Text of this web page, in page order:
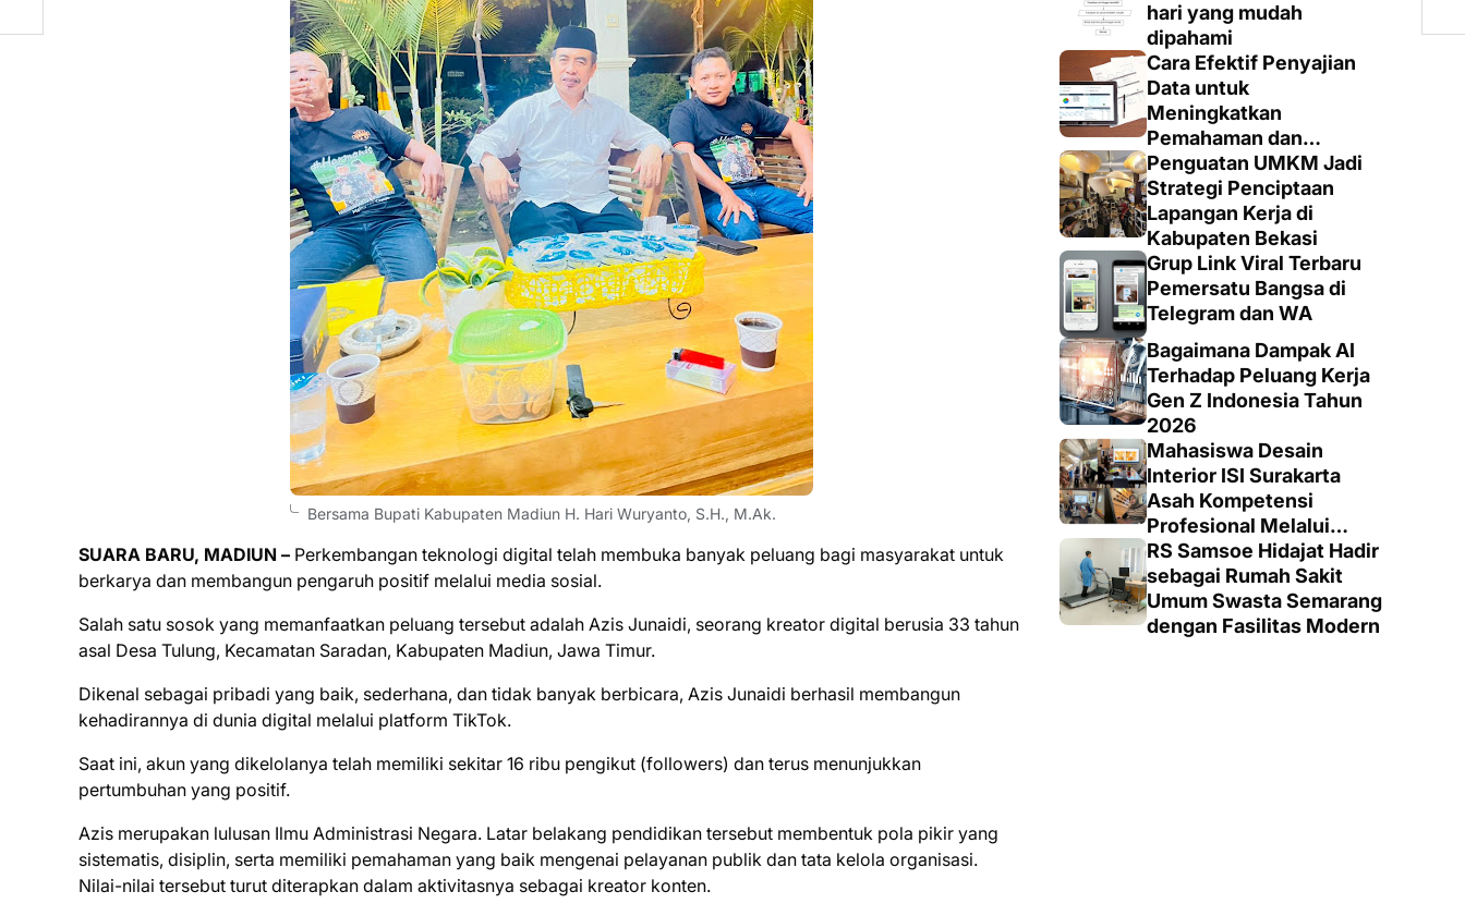
Bersama Bupati Kabupaten Madiun H. Hari Wuryanto, S.H., M.Ak.
SUARA BARU, MADIUN – Perkembangan teknologi digital telah membuka banyak peluang bagi masyarakat untuk
berkarya dan membangun pengaruh positif melalui media sosial.
Salah satu sosok yang memanfaatkan peluang tersebut adalah Azis Junaidi, seorang kreator digital berusia 33 tahun
asal Desa Tulung, Kecamatan Saradan, Kabupaten Madiun, Jawa Timur.
Dikenal sebagai pribadi yang baik, sederhana, dan tidak banyak berbicara, Azis Junaidi berhasil membangun
kehadirannya di dunia digital melalui platform TikTok.
Saat ini, akun yang dikelolanya telah memiliki sekitar 16 ribu pengikut (followers) dan terus menunjukkan
pertumbuhan yang positif.
Azis merupakan lulusan Ilmu Administrasi Negara. Latar belakang pendidikan tersebut membentuk pola pikir yang
sistematis, disiplin, serta memiliki pemahaman yang baik mengenai pelayanan publik dan tata kelola organisasi.
Nilai-nilai tersebut turut diterapkan dalam aktivitasnya sebagai kreator konten.
Dimatangkan
hari yang mudah
dipahami
Cara Efektif Penyajian
Data untuk
Meningkatkan
Pemahaman dan
Keputusan yang Tepat
Penguatan UMKM Jadi
Strategi Penciptaan
Lapangan Kerja di
Kabupaten Bekasi
Grup Link Viral Terbaru
Pemersatu Bangsa di
Telegram dan WA
Bagaimana Dampak AI
Terhadap Peluang Kerja
Gen Z Indonesia Tahun
2026
Mahasiswa Desain
Interior ISI Surakarta
Asah Kompetensi
Profesional Melalui
Proyek Nyata di PT.
EDRA Arsitek Indonesia
RS Samsoe Hidajat Hadir
sebagai Rumah Sakit
Umum Swasta Semarang
dengan Fasilitas Modern